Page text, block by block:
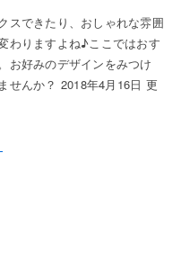
スできたり、おしゃれな雰囲
わりますよね♪ここではおす
お好みのデザインをみつけ
せんか？ 2018年4月16日 更